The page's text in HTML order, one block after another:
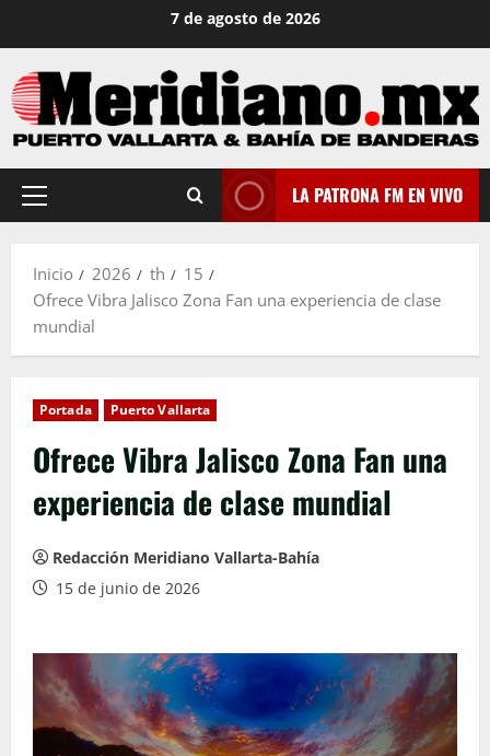
contenido
7 de agosto de 2026
Menú
LA PATRONA FM EN VIVO
Inicio 2026 th
15
Ofrece Vibra Jalisco Zona Fan una experiencia de clase
mundial
Portada Puerto Vallarta
Ofrece Vibra Jalisco Zona Fan una
experiencia de clase mundial
Redacción Meridiano Vallarta-Bahía
15 de junio de 2026